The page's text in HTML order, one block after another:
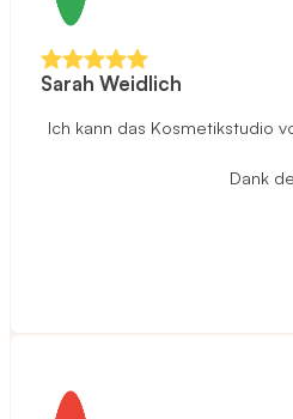
Sarah Weidlich
Ich kann das Kosmetikstudio
Dank